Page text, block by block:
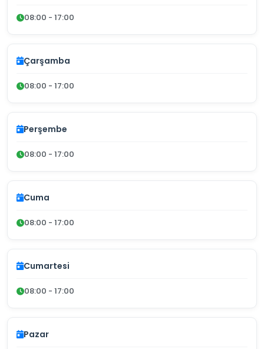
08:00 - 17:00
Çarşamba
08:00 - 17:00
Perşembe
08:00 - 17:00
Cuma
08:00 - 17:00
Cumartesi
08:00 - 17:00
Pazar